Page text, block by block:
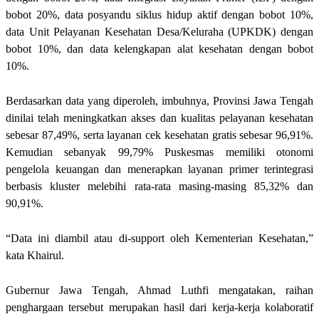
bobot 20%, data posyandu siklus hidup aktif dengan bobot 10%,
data Unit Pelayanan Kesehatan Desa/Keluraha (UPKDK) dengan
bobot 10%, dan data kelengkapan alat kesehatan dengan bobot
10%.
Berdasarkan data yang diperoleh, imbuhnya, Provinsi Jawa Tengah
dinilai telah meningkatkan akses dan kualitas pelayanan kesehatan
sebesar 87,49%, serta layanan cek kesehatan gratis sebesar 96,91%.
Kemudian sebanyak 99,79% Puskesmas memiliki otonomi
pengelola keuangan dan menerapkan layanan primer terintegrasi
berbasis kluster melebihi rata-rata masing-masing 85,32% dan
90,91%.
“Data ini diambil atau di-support oleh Kementerian Kesehatan,”
kata Khairul.
Gubernur Jawa Tengah, Ahmad Luthfi mengatakan, raihan
penghargaan tersebut merupakan hasil dari kerja-kerja kolaboratif